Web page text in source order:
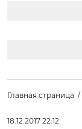
Главная страница
18.12.2017 22:12